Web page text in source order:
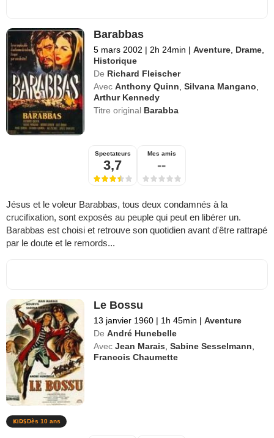
Barabbas
5 mars 2002 | 2h 24min | Aventure, Drame,
Historique
De Richard Fleischer
Avec Anthony Quinn,Silvana Mangano,
Arthur Kennedy
Titre original Barabba
Spectateurs
3,7
Mes amis
--
Jésus et le voleur Barabbas, tous deux condamnés à la
crucifixation, sont exposés au peuple qui peut en libérer un.
Barabbas est choisi et retrouve son quotidien avant d'être rattrapé
par le doute et le remords...
Le Bossu
13 janvier 1960 | 1h 45min | Aventure
De André Hunebelle
Avec Jean Marais ,Sabine Sesselmann
Francois Chaumette
Dès 10 ans